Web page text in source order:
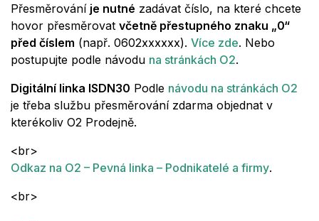
Přesměrování je nutné zadávat číslo, na které chcete
hovor přesměrovat včetně přestupného znaku „0“
před číslem (např. 0602xxxxxx). Více zde. Nebo
postupujte podle návodu na stránkách O2.
Digitální linka ISDN30 Podle návodu na stránkách O2
je třeba službu přesměrování zdarma objednat v
kterékoliv O2 Prodejně.
<br>
Odkaz na O2 – Pevná linka – Podnikatelé a firmy.
<br>